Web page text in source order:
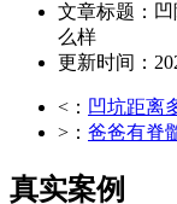
文章标题：
么样
更新时间：
<： 凹坑距离
>： 爸爸有脊
真实案例